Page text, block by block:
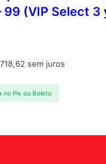
99 (VIP Select 3
718,62 sem juros
no Pix ou Boleto